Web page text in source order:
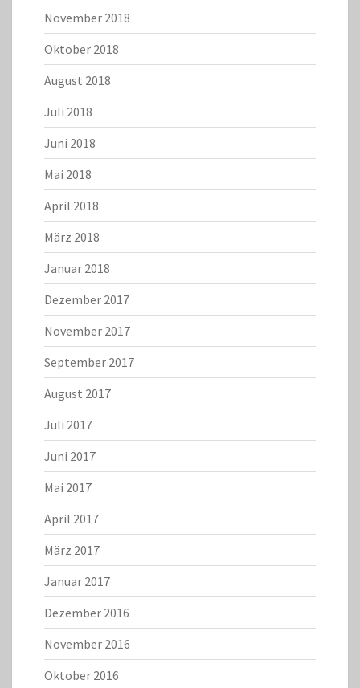
November 2018
Oktober 2018
August 2018
Juli 2018
Juni 2018
Mai 2018
April 2018
März 2018
Januar 2018
Dezember 2017
November 2017
September 2017
August 2017
Juli 2017
Juni 2017
Mai 2017
April 2017
März 2017
Januar 2017
Dezember 2016
November 2016
Oktober 2016